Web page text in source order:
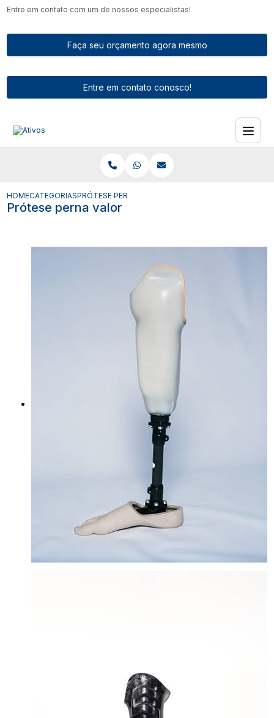
Entre em contato com um de nossos especialistas!
Faça seu orçamento agora mesmo
Entre em contato conosco!
HOMECATEGORIASPRÓTESE PERNA VALOR
Prótese perna valor